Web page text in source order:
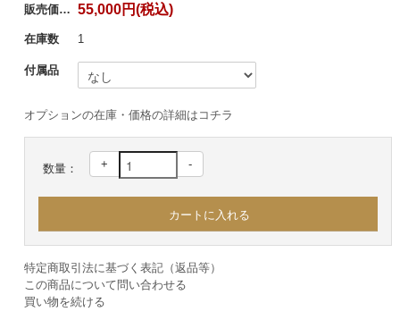
販売価格： 55,000円(税込)
在庫数 1
付属品
オプションの在庫・価格の詳細はコチラ
数量： + -
特定商取引法に基づく表記（返品等）
この商品について問い合わせる
買い物を続ける